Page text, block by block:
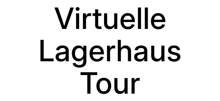
Virtuelle
Lagerhaus
Tour